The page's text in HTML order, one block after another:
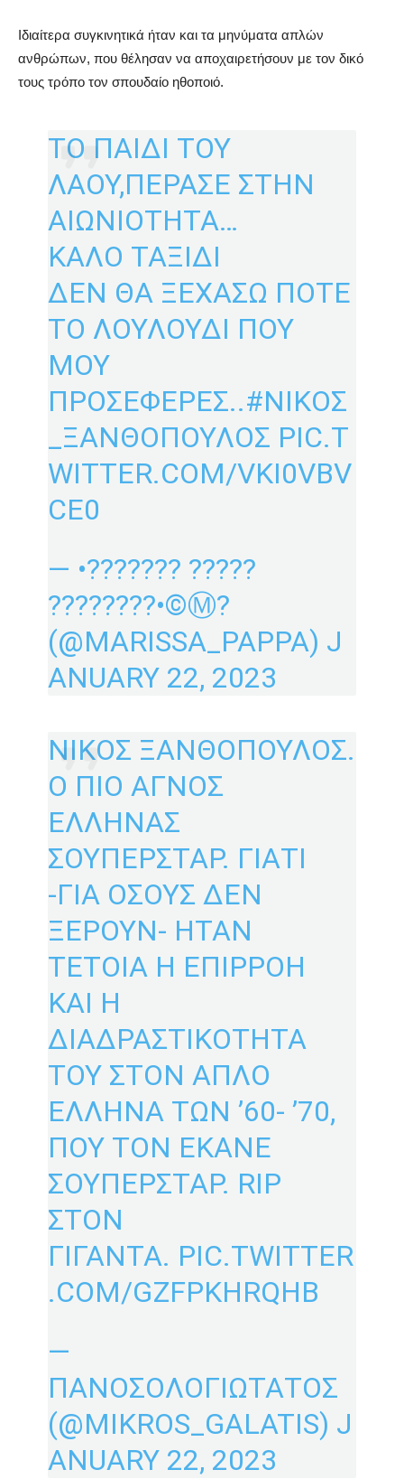
Ιδιαίτερα συγκινητικά ήταν και τα μηνύματα απλών
ανθρώπων, που θέλησαν να αποχαιρετήσουν με τον δικό
τους τρόπο τον σπουδαίο ηθοποιό.
ΤΟ ΠΑΙΔΙ ΤΟΥ
ΛΑΟΥ,ΠΕΡΑΣΕ ΣΤΗΝ
ΑΙΩΝΙΟΤΗΤΑ…
ΚΑΛΟ ΤΑΞΙΔΙ
ΔΕΝ ΘΑ ΞΕΧΑΣΩ ΠΟΤΕ
ΤΟ ΛΟΥΛΟΥΔΙ ΠΟΥ
ΜΟΥ
ΠΡΟΣΕΦΕΡΕΣ..#ΝΙΚΟΣ
_ΞΑΝΘΟΠΟΥΛΟΣ PIC.T
WITTER.COM/VKI0VBV
CE0
— •??????? ?????
????????•©️Ⓜ️?
(@MARISSA_PAPPA) J
ANUARY 22, 2023
ΝΙΚΟΣ ΞΑΝΘΟΠΟΥΛΟΣ.
Ο ΠΙΟ ΑΓΝΟΣ
ΕΛΛΗΝΑΣ
ΣΟΥΠΕΡΣΤΑΡ. ΓΙΑΤΙ
-ΓΙΑ ΟΣΟΥΣ ΔΕΝ
ΞΕΡΟΥΝ- ΗΤΑΝ
ΤΕΤΟΙΑ Η ΕΠΙΡΡΟΗ
ΚΑΙ Η
ΔΙΑΔΡΑΣΤΙΚΟΤΗΤΑ
ΤΟΥ ΣΤΟΝ ΑΠΛΟ
ΕΛΛΗΝΑ ΤΩΝ ’60- ’70,
ΠΟΥ ΤΟΝ ΕΚΑΝΕ
ΣΟΥΠΕΡΣΤΑΡ. RIP
ΣΤΟΝ
ΓΙΓΑΝΤΑ. PIC.TWITTER
.COM/GZFPKHRQHB
—
ΠΑΝΟΣΟΛΟΓΙΩΤΑΤΟΣ
(@MIKROS_GALATIS) J
ANUARY 22, 2023